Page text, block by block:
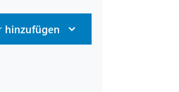
hinzufügen